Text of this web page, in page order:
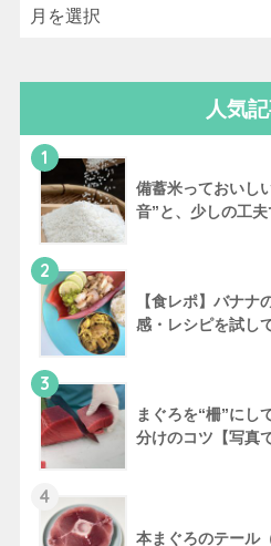
人気
1
備蓄米っておいし
音”と、少しの工
2
【食レポ】バナナ
感・レシピを試し
3
まぐろを“柵”にし
分けのコツ【写真
4
本まぐろのテール